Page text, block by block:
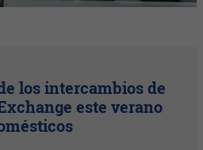
los intercambios de
este verano